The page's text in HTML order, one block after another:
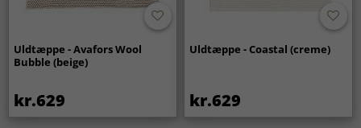
Uldtæppe - Avafors Wool
Bubble (beige)
kr.629
Uldtæppe - Coastal (creme)
kr.629